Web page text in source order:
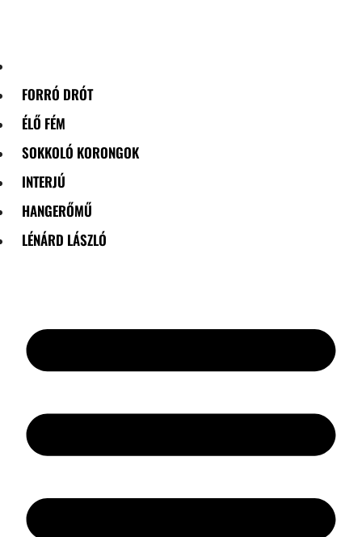
FORRÓ DRÓT
ÉLŐ FÉM
SOKKOLÓ KORONGOK
INTERJÚ
HANGERŐMŰ
LÉNÁRD LÁSZLÓ